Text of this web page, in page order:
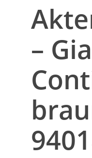
–